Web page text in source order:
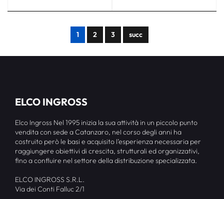
1 2 3 succ
ELCO INGROSS
Elco Ingross Nel 1995 inizia la sua attività in un piccolo punto
vendita con sede a Catanzaro, nel corso degli anni ha
costruito però le basi e acquisito l’esperienza necessaria per
raggiungere obiettivi di crescita, strutturali ed organizzativi,
fino a confluire nel settore della distribuzione specializzata.
ELCO INGROSS S.R.L.
Via dei Conti Falluc 2/1